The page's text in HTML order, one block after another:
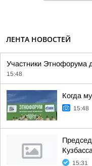
ЛЕНТА НОВОСТЕЙ
Участники Этнофорума
15:48
Когда
15:48
Кузбасса
15:31